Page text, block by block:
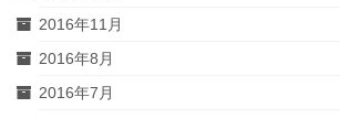
2016年11月
2016年8月
2016年7月